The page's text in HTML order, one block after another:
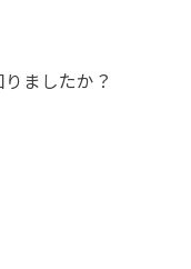
ましたか？